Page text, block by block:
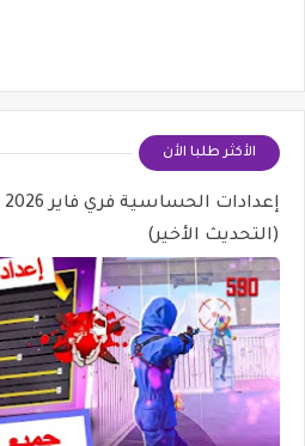
الأكثر طلبا الأن
(التحديث الأخير)